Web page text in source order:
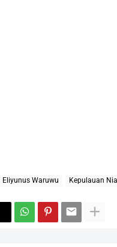
Eliyunus Waruwu Kepulauan